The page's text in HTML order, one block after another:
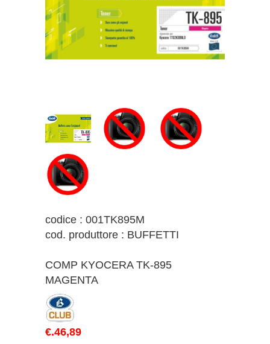
codice : 001TK895M
cod. produttore : BUFFETTI
COMP KYOCERA TK-895
MAGENTA
€.46,89